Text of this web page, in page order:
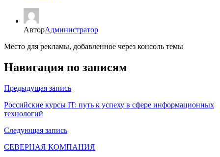
АвторАдминистратор
Место для рекламы, добавленное через консоль темы
Навигация по записям
Предыдущая запись
Российские курсы IT: путь к успеху в сфере информационных
технологий
Следующая запись
СЕВЕРНАЯ КОМПАНИЯ